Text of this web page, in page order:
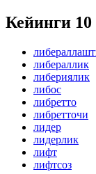
Кейинги 10
либераллик
либериялик
либос
либретто
либретточи
лидер
лидерлик
лифт
лифтсоз